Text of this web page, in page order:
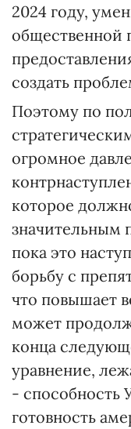
2024 году,
общественной
создать
Поэтому по
огромное
которое
значительным
пока это
борьбу с
что повышает
может
конца
уравнение,
- способность
готовность